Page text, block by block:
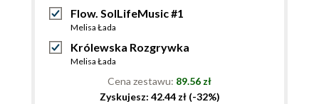
Flow. SolLifeMusic #1
Melisa Łada
Królewska Rozgrywka
Melisa Łada
Cena zestawu: 89.56 zł
Zyskujesz: 42.44 zł (-32%)